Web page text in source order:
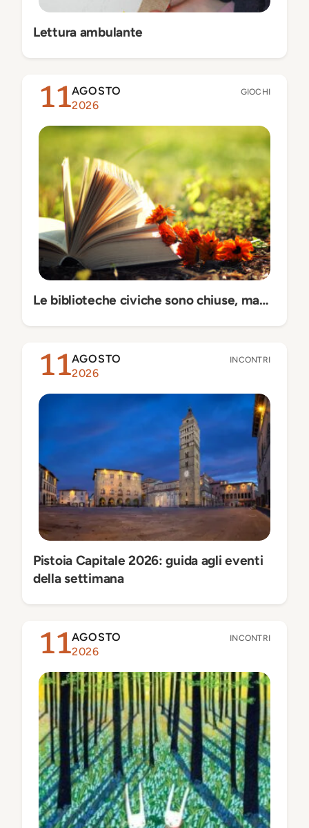
Lettura ambulante
11AGOSTO
2026
GIOCHI
Le biblioteche civiche sono chiuse, ma…
11AGOSTO
2026
INCONTRI
Pistoia Capitale 2026: guida agli eventi
della settimana
11AGOSTO
2026
INCONTRI